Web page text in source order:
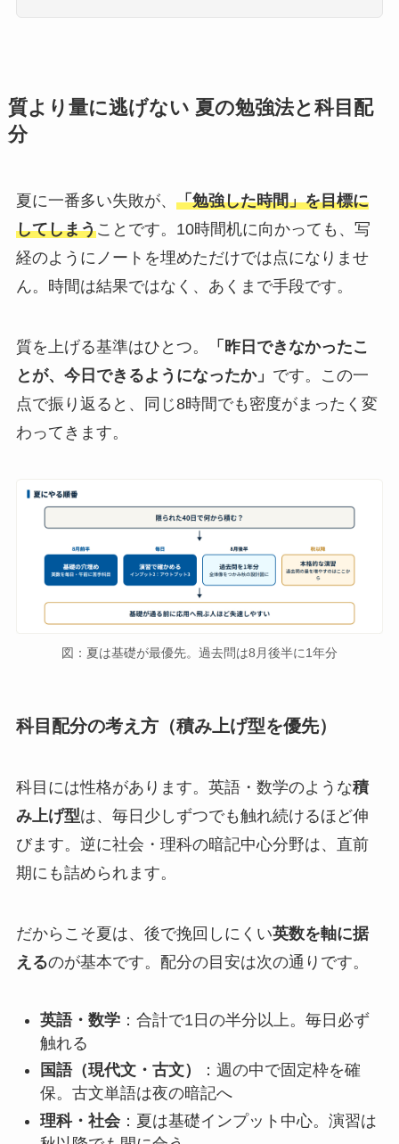
質より量に逃げない 夏の勉強法と科目配
分
夏に一番多い失敗が、 「勉強した時間」を目標に
してしまうことです。10時間机に向かっても、写
経のようにノートを埋めただけでは点になりませ
ん。時間は結果ではなく、あくまで手段です。
質を上げる基準はひとつ。
「昨日できなかったこ
とが、今日できるようになったか」 です。この一
点で振り返ると、同じ8時間でも密度がまったく変
わってきます。
図：夏は基礎が最優先。過去問は8月後半に1年分
科目配分の考え方（積み上げ型を優先）
科目には性格があります。英語・数学のような積
み上げ型は、毎日少しずつでも触れ続けるほど伸
びます。逆に社会・理科の暗記中心分野は、直前
期にも詰められます。
だからこそ夏は、後で挽回しにくい英数を軸に据
えるのが基本です。配分の目安は次の通りです。
英語・数学：合計で1日の半分以上。毎日必ず
触れる
国語（現代文・古文）
：週の中で固定枠を確
保。古文単語は夜の暗記へ
理科・社会：夏は基礎インプット中心。演習は